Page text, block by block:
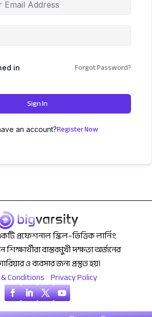
in Forgot Password?
Sign In
an account?Register Now
প্রফেশনাল স্কিল–ভিত্তিক লার্নিং
শিক্ষার্থীরা বাস্তবমুখী দক্ষতা অর্জনের
ও ব্যবসার জন্য প্রস্তুত হয়।
Conditions Privacy Policy